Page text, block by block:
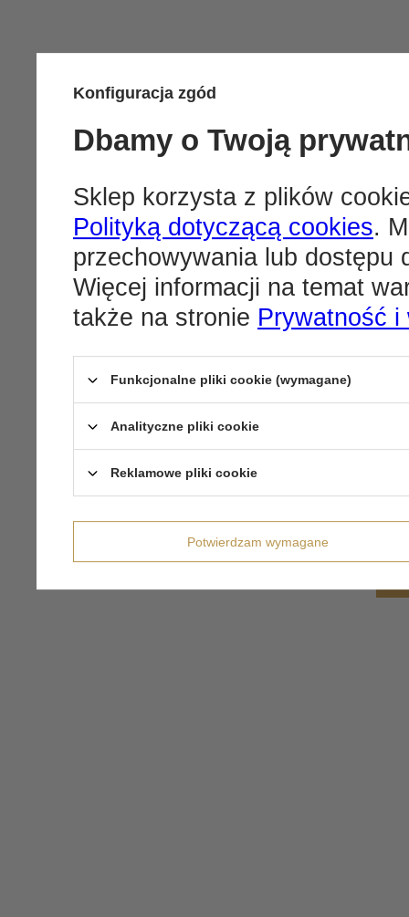
Konfiguracja zgód
Dbamy o Twoją
Sklep korzysta z plików
Polityką dotyczącą cookies.
przechowywania lub dostępu
Więcej informacji na temat
także na stronie Prywatność i
Funkcjonalne pliki cookie (wymagane)
Analityczne pliki cookie
Reklamowe pliki cookie
Potwierdzam wymagane